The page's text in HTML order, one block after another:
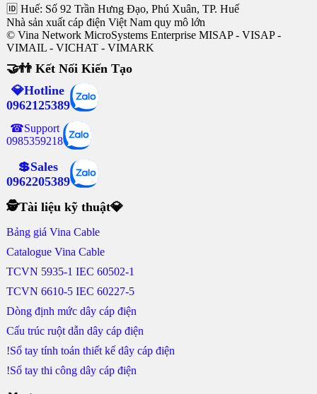
🆔 Huế: Số 92 Trần Hưng Đạo, Phú Xuân, TP. Huế
Nhà sản xuất cáp điện Việt Nam quy mô lớn
© Vina Network MicroSystems Enterprise MISAP - VISAP -
VIMAIL - VICHAT - VIMARK
🤝👬 Kết Nối Kiến Tạo
💎Hotline
0962125389
☎Support
0985359218
💲Sales
0962205389
🕵Tài liệu kỹ thuật💎
Bảng giá Vina Cable
Catalogue Vina Cable
TCVN 5935-1 IEC 60502-1
TCVN 6610-5 IEC 60227-5
Dòng định mức dây cáp điện
Cấu trúc ruột dẫn dây cáp điện
!Sổ tay tính toán thiết kế dây cáp điện
!Sổ tay thi công dây cáp điện